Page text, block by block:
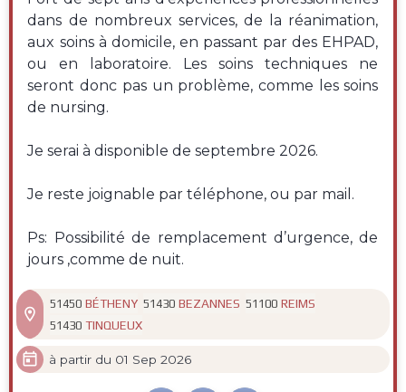
dans de nombreux services, de la réanimation,
aux soins à domicile, en passant par des EHPAD,
ou en laboratoire. Les soins techniques ne
seront donc pas un problème, comme les soins
de nursing.
Je serai à disponible de septembre 2026.
Je reste joignable par téléphone, ou par mail.
Ps: Possibilité de remplacement d’urgence, de
jours ,comme de nuit.

51450 BÉTHENY 51430 BEZANNES 51100 REIMS
51430 TINQUEUX
 à partir du 01 Sep 2026